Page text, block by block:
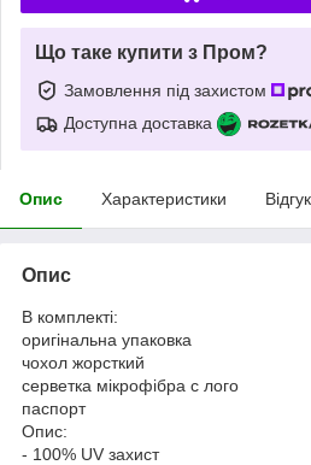
Що таке купити з Пром?
Замовлення під захистом
Доступна доставка
Опис Характеристики
Опис
В комплекті:
оригінальна упаковка
чохол жорсткий
серветка мікрофібра c лого
паспорт
Опис:
- 100% UV захист